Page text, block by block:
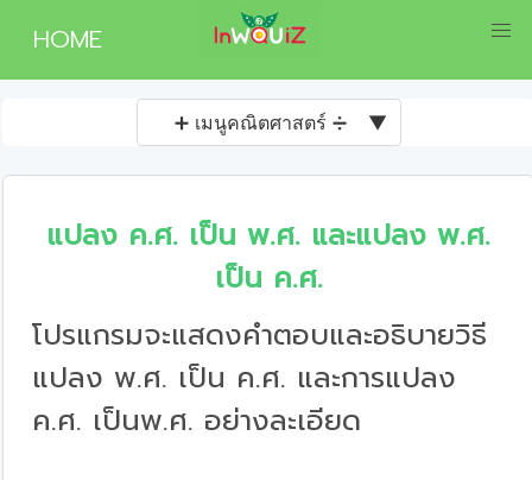
HOME
➕ เมนูคณิตศาสตร์ ➗ ▼
แปลง ค.ศ. เป็น พ.ศ. และแปลง พ.ศ.
เป็น ค.ศ.
โปรแกรมจะแสดงคำตอบและอธิบายวิธี
แปลง พ.ศ. เป็น ค.ศ. และการแปลง
ค.ศ. เป็นพ.ศ. อย่างละเอียด